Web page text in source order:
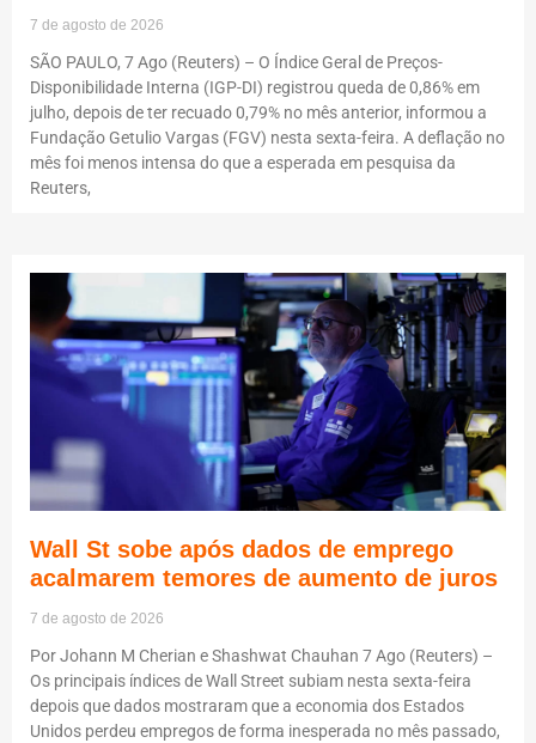
7 de agosto de 2026
SÃO PAULO, 7 Ago (Reuters) – O Índice Geral de Preços-
Disponibilidade Interna (IGP-DI) registrou queda de 0,86% em
julho, depois de ter recuado 0,79% no mês anterior, informou a
Fundação Getulio Vargas (FGV) nesta sexta-feira. A deflação no
mês foi menos intensa do que a esperada em pesquisa da
Reuters,
Wall St sobe após dados de emprego
acalmarem temores de aumento de juros
7 de agosto de 2026
Por Johann M Cherian e Shashwat Chauhan 7 Ago (Reuters) –
Os principais índices de Wall Street subiam nesta sexta-feira
depois que dados mostraram que a economia dos Estados
Unidos perdeu empregos de forma inesperada no mês passado,